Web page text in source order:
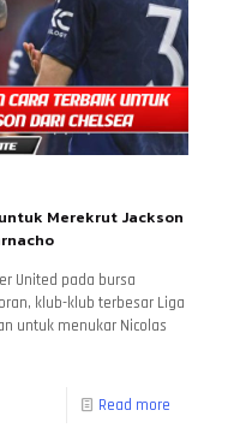
Merekrut Jackson
United pada bursa
klub-klub terbesar Liga
untuk menukar Nicolas
Read more